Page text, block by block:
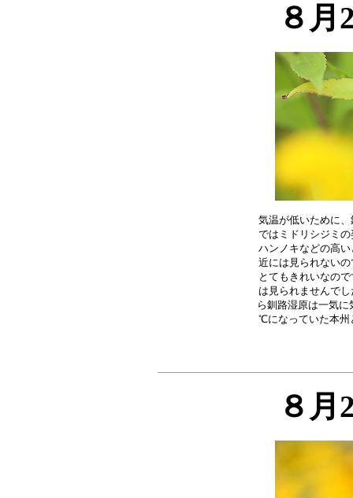
８月
気温が低いために
ではミドリシジミ
ハンノキなどの高
近には見られない
とてもきれいなの
は見られませんで
ら釧路湿原は一気
８月